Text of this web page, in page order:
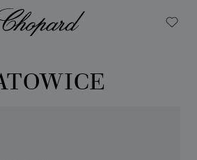
Chopard
My